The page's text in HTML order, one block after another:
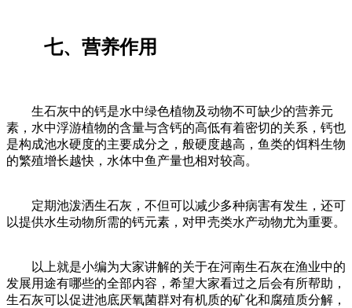
七、营养作用
生石灰中的钙是水中绿色植物及动物不可缺少的营养元
素，水中浮游植物的含量与含钙的高低有着密切的关系，钙也
是构成池水硬度的主要成分之，般硬度越高，鱼类的饵料生物
的繁殖增长越快，水体中鱼产量也相对较高。
定期池泼洒生石灰，不但可以减少多种病害有发生，还可
以提供水生动物所需的钙元素，对甲壳类水产动物尤为重要。
以上就是小编为大家讲解的关于在河南生石灰在渔业中的
发展用途有哪些的全部内容，希望大家看过之后会有所帮助，
生石灰可以促进池底厌氧菌群对有机质的矿化和腐殖质分解，